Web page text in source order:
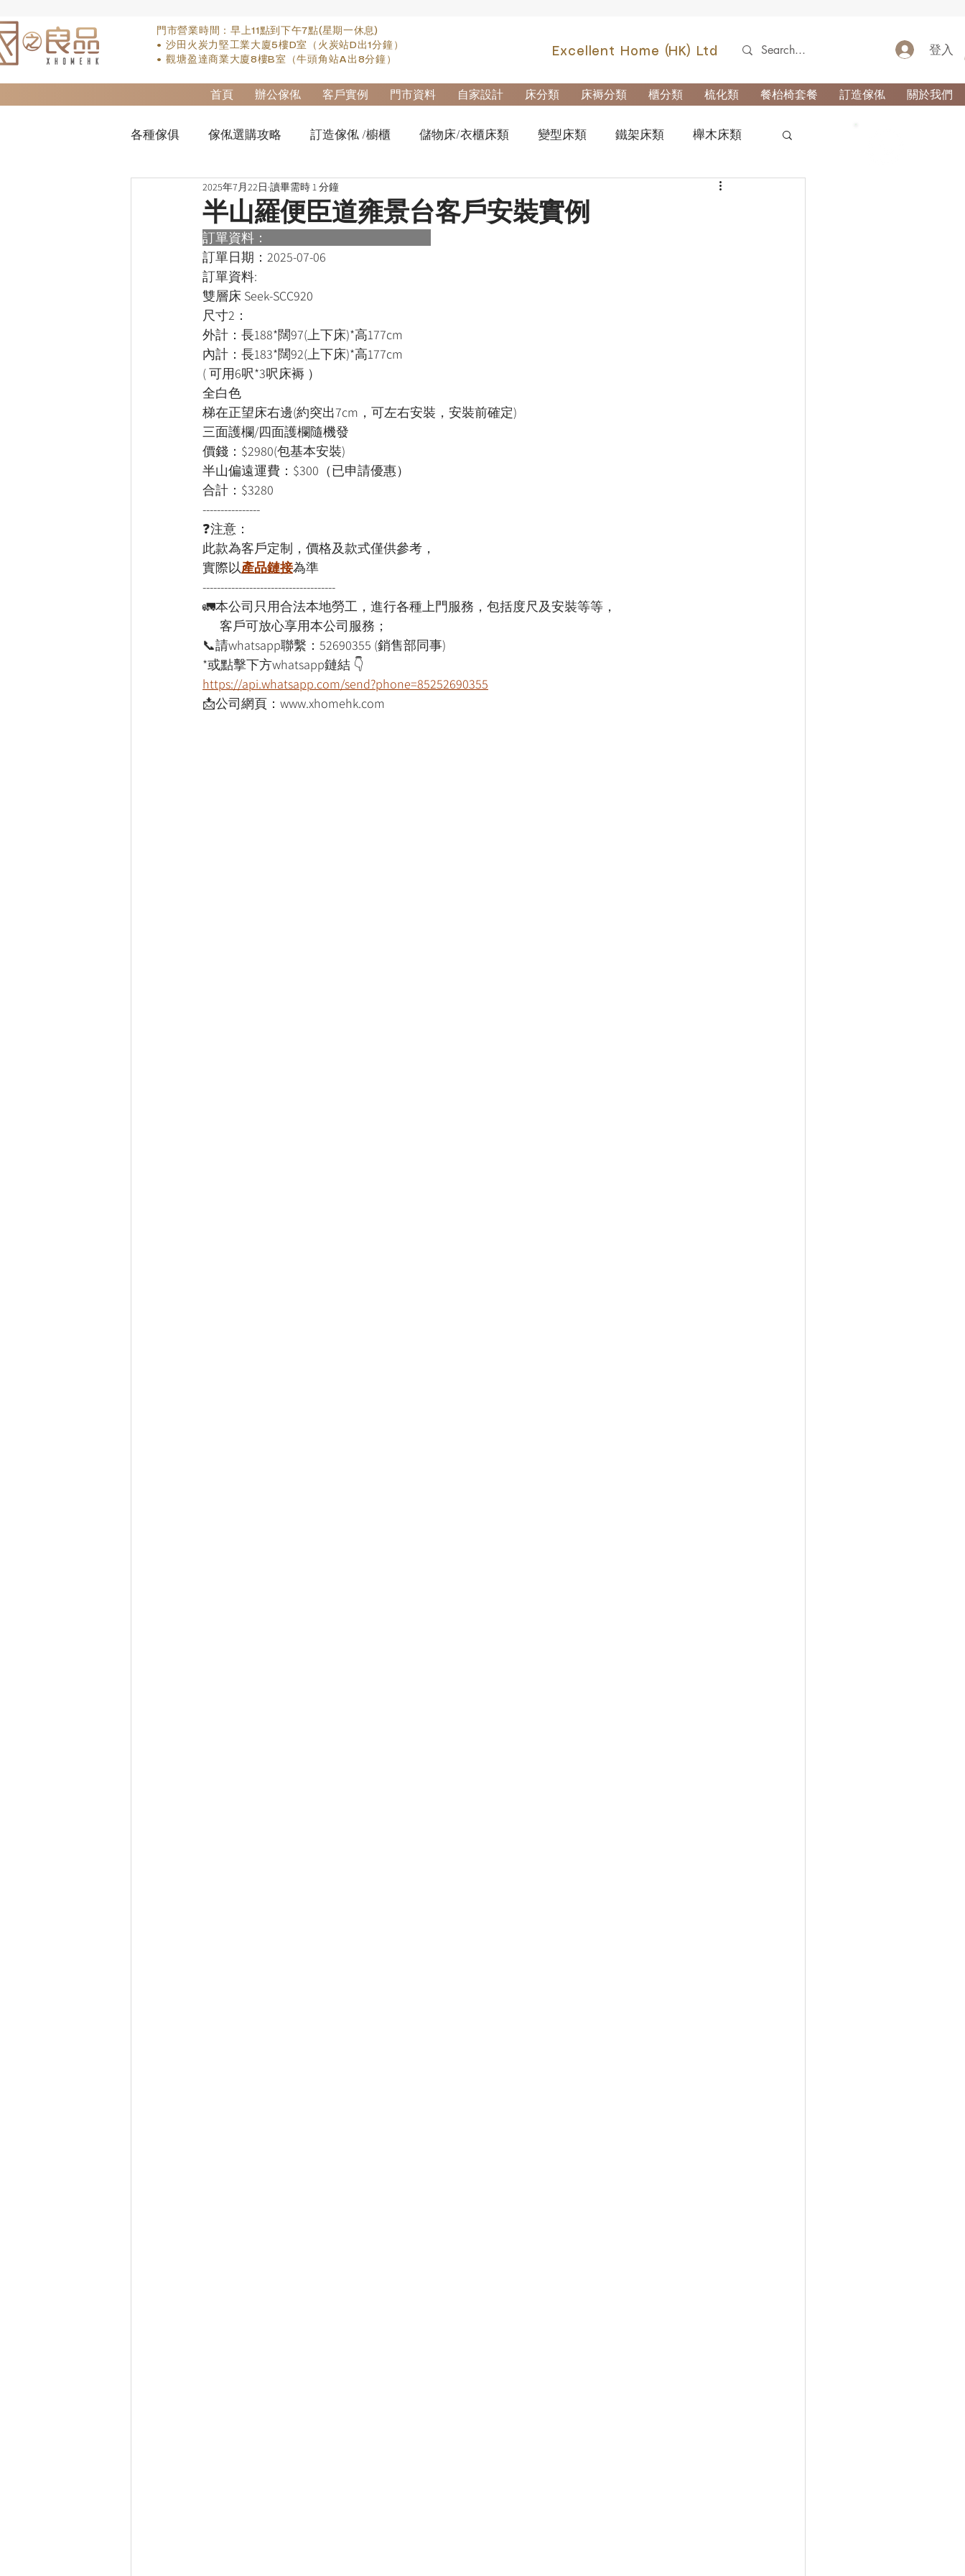
門市營業時間：早上11點到下午7點(星期一休息)
• 沙田火炭力堅工業大廈5樓D室（火炭站D出1分鐘）
• 觀塘盈達商業大廈8樓B室（牛頭角站A出8分鐘）
Excellent Home (HK) Ltd 登入
首頁 辦公傢俬 客戶實例 門市資料 自家設計 床分類 床褥分類 櫃分類 梳化類 餐枱椅套餐 訂造傢俬 關於我們
各種傢俱 傢俬選購攻略 訂造傢俬 /櫥櫃 儲物床/衣櫃床類 變型床類 鐵架床類 櫸木床類
實木床類 櫃-衣櫃 sofa類 櫃-玄關櫃
床褥類 檯類 櫃-鋼製文件櫃
半山羅便臣道雍景台客戶安裝實例
2025年7月22日 讀畢需時 1 分鐘
訂單資料：
訂單日期： 2025-07-06
訂單資料:
雙層床 Seek-SCC920
尺寸2：
外計：長188*闊97(上下床)*高177cm
內計：長183*闊92(上下床)*高177cm
( 可用6呎*3呎床褥 ）
全白色
梯在正望床右邊(約突出7cm，可左右安裝，安裝前確定)
三面護欄/四面護欄隨機發
價錢：$2980(包基本安裝)
半山偏遠運費：$300（已申請優惠）
合計：$3280
----------------
❓注意：
此款為客戶定制，價格及款式僅供參考，
實際以產品鏈接為準
-------------------------------------
🚛本公司只用合法本地勞工，進行各種上門服務，包括度尺及安裝等等，
客戶可放心享用本公司服務；
📞請whatsapp聯繫：52690355 (銷售部同事)
*或點擊下方whatsapp鏈結 👇
https://api.whatsapp.com/send?phone=85252690355
📩公司網頁：www.xhomehk.com